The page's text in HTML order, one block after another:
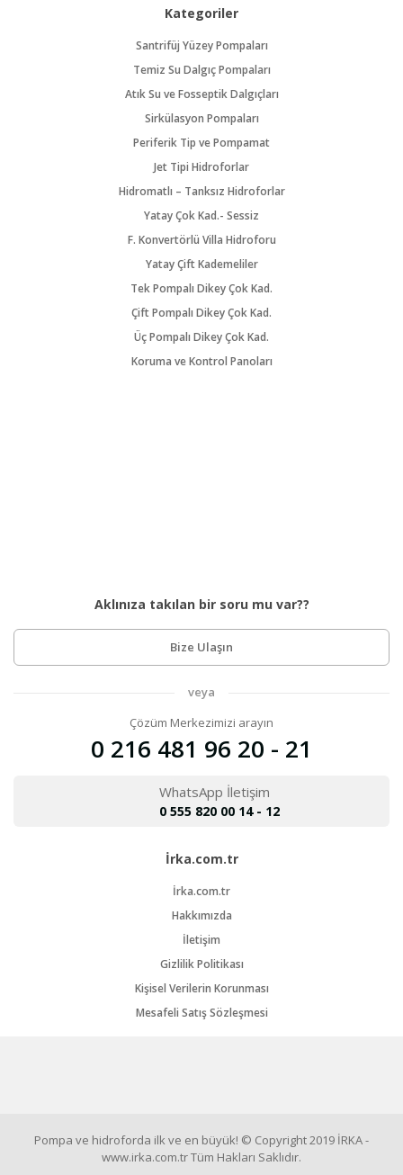
Kategoriler
Santrifüj Yüzey Pompaları
Temiz Su Dalgıç Pompaları
Atık Su ve Fosseptik Dalgıçları
Sirkülasyon Pompaları
Periferik Tip ve Pompamat
Jet Tipi Hidroforlar
Hidromatlı – Tanksız Hidroforlar
Yatay Çok Kad.- Sessiz
F. Konvertörlü Villa Hidroforu
Yatay Çift Kademeliler
Tek Pompalı Dikey Çok Kad.
Çift Pompalı Dikey Çok Kad.
Üç Pompalı Dikey Çok Kad.
Koruma ve Kontrol Panoları
Aklınıza takılan bir soru mu var??
Bize Ulaşın
veya
Çözüm Merkezimizi arayın
0 216 481 96 20 - 21
WhatsApp İletişim
0 555 820 00 14 - 12
İrka.com.tr
İrka.com.tr
Hakkımızda
İletişim
Gizlilik Politikası
Kişisel Verilerin Korunması
Mesafeli Satış Sözleşmesi
Pompa ve hidroforda ilk ve en büyük! © Copyright 2019 İRKA -
www.irka.com.tr Tüm Hakları Saklıdır.